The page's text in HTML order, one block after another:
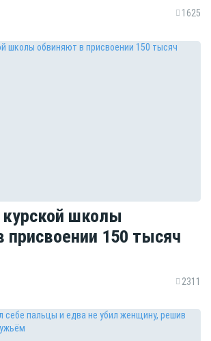
1625
школы
присвоении 150 тысяч
2311